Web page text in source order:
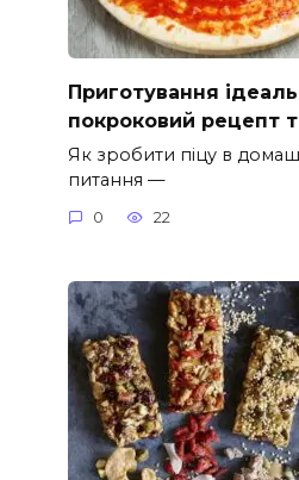
Приготування
покроковий рецепт
Як зробити піцу в
питання —
0 22